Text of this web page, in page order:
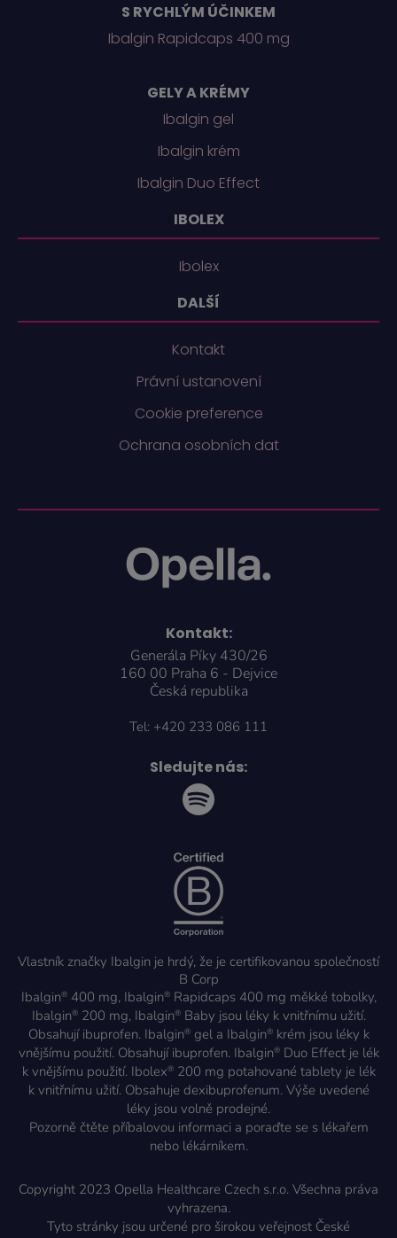
S RYCHLÝM ÚČINKEM
Ibalgin Rapidcaps 400 mg
GELY A KRÉMY
Ibalgin gel
Ibalgin krém
Ibalgin Duo Effect
IBOLEX
Ibolex
DALŠÍ
Kontakt
Právní ustanovení
Cookie preference
Ochrana osobních dat
Kontakt:
Generála Píky 430/26
160 00 Praha 6 - Dejvice
Česká republika
Tel: +420 233 086 111
Sledujte nás:
Vlastník značky Ibalgin je hrdý, že je certifikovanou společností
B Corp
Ibalgin®400 mg, Ibalgin®Rapidcaps 400 mg měkké tobolky,
Ibalgin®200 mg, Ibalgin®Baby jsou léky k vnitřnímu užití.
Obsahují ibuprofen. Ibalgin®gel a Ibalgin®krém jsou léky k
vnějšímu použití. Obsahují ibuprofen. Ibalgin®Duo Effect je lék
k vnějšímu použití. Ibolex®200 mg potahované tablety je lék
k vnitřnímu užití. Obsahuje dexibuprofenum. Výše uvedené
léky jsou volně prodejné.
Pozorně čtěte příbalovou informaci a poraďte se s lékařem
nebo lékárníkem.
Copyright 2023 Opella Healthcare Czech s.r.o. Všechna práva
vyhrazena.
Tyto stránky jsou určené pro širokou veřejnost České